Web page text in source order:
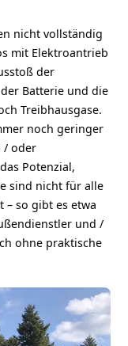
nicht vollständig
mit Elektroantrieb
der
Batterie und die
Treibhausgase.
noch geringer
/ oder
Potenzial,
sind nicht für alle
– so gibt es etwa
und /
ohne praktische